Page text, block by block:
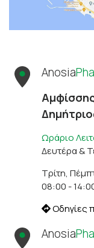
Anosia
Ωράριο
Δευτέρα &
Τρίτη,
08:00 -
Οδηγίες
Anosia